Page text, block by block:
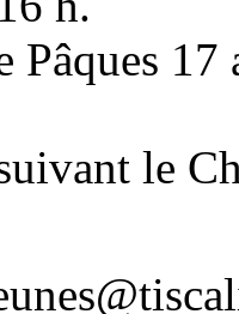
Pâques
le